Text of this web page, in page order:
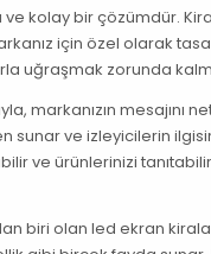
ve kolay bir çözümdür.
için özel olarak
uğraşmak zorunda
markanızın
ve izleyicilerin
ve ürünlerinizi
biri olan led ekran